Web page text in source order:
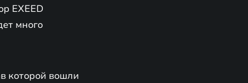
EXEED
много
которой вошли